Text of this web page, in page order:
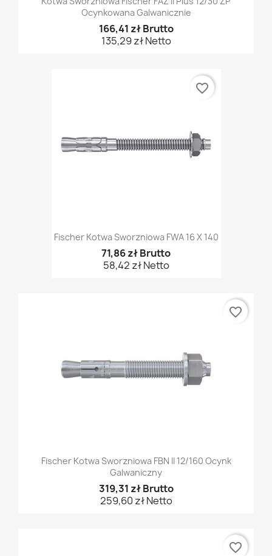
Ocynkowana Galwanicznie
166,41 zł Brutto
135,29 zł Netto
Fischer Kotwa Sworzniowa FWA 16 X 140
71,86 zł Brutto
58,42 zł Netto
favorite_border
Fischer Kotwa Sworzniowa FBN II 12/160 Ocynk
Galwaniczny
319,31 zł Brutto
259,60 zł Netto
favorite_border
favorite_border